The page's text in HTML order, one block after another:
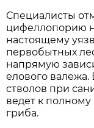
Специалисты
цифеллопорию
настоящему
первобытных
напрямую
елового валежа.
стволов при
ведет к
гриба.